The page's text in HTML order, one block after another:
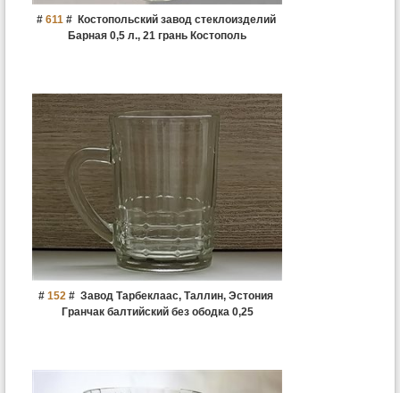
# 611#
Костопольский завод стеклоизделий
Барная 0,5 л., 21 грань Костополь
# 152 # Завод Тарбеклаас, Таллин, Эстония
Гранчак балтийский без ободка 0,25